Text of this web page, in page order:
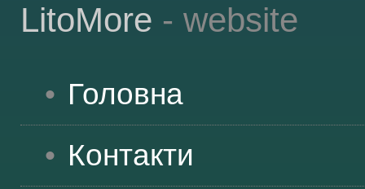
LitoMore - website
Головна
Контакти